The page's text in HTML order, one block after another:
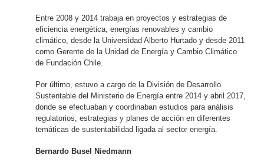
Entre 2008 y 2014 trabaja en proyectos y estrategias de
eficiencia energética, energías renovables y cambio
climático, desde la Universidad Alberto Hurtado y desde 2011
como Gerente de la Unidad de Energía y Cambio Climático
de Fundación Chile.
Por último, estuvo a cargo de la División de Desarrollo
Sustentable del Ministerio de Energía entre 2014 y abril 2017,
donde se efectuaban y coordinaban estudios para análisis
regulatorios, estrategias y planes de acción en diferentes
temáticas de sustentabilidad ligada al sector energía.
Bernardo Busel Niedmann